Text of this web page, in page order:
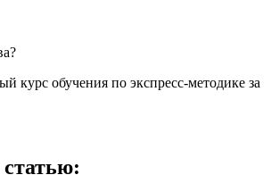
курс обучения по экспресс-методике за